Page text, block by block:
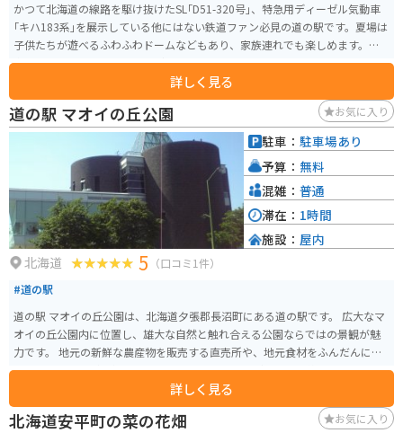
かつて北海道の線路を駆け抜けたSL｢D51-320号｣、特急用ディーゼル気動車
｢キハ183系｣を展示している他にはない鉄道ファン必見の道の駅です。夏場は
子供たちが遊べるふわふわドームなどもあり、家族連れでも楽しめます。屋
内にはパンや特産品、野菜などもあります。
詳しく見る
道の駅 マオイの丘公園 お気に入り
北海道 5 （口コミ1件）
#道の駅
道の駅 マオイの丘公園は、北海道夕張郡長沼町にある道の駅です。 広大なマ
オイの丘公園内に位置し、雄大な自然と触れ合える公園ならではの景観が魅
力です。 地元の新鮮な農産物を販売する直売所や、地元食材をふんだんに使
ったレストランが人気です。 特に、長沼産のジンギスカンは絶品なので、ぜ
しても最適です。 周辺には、馬と触れ合える「馬追丘資料館」や、 美しい
花々を楽しめる「ながぬまフラワーソン」など、観光スポットも点在してい
詳しく見る
駐車： 駐車場あり
予算： 無料
混雑： 普通
滞在： 1時間
施設： 屋内
北海道安平町の菜の花畑 お気に入り